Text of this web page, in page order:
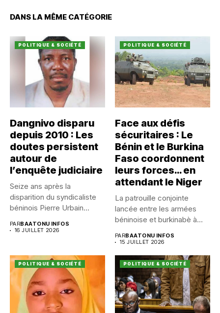
DANS LA MÊME CATÉGORIE
POLITIQUE & SOCIÉTÉ
Dangnivo disparu
depuis 2010 : Les
doutes persistent
autour de
l’enquête judiciaire
Seize ans après la
disparition du syndicaliste
béninois Pierre Urbain
PARBAATONU INFOS
16 JUILLET 2026
POLITIQUE & SOCIÉTÉ
Face aux défis
sécuritaires : Le
Bénin et le Burkina
Faso coordonnent
leurs forces… en
attendant le Niger
La patrouille conjointe
lancée entre les armées
béninoise et burkinabè à
PARBAATONU INFOS
15 JUILLET 2026
POLITIQUE & SOCIÉTÉ POLITIQUE & SOCIÉTÉ